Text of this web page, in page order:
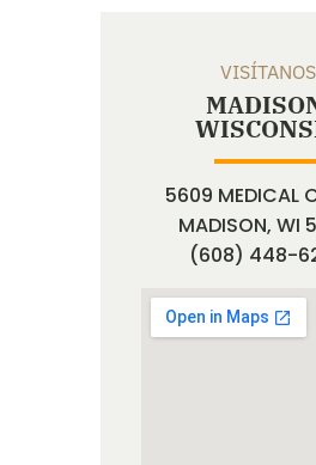
VISÍTANOS
5609 MEDICAL
MADISON, WI
(608) 448-